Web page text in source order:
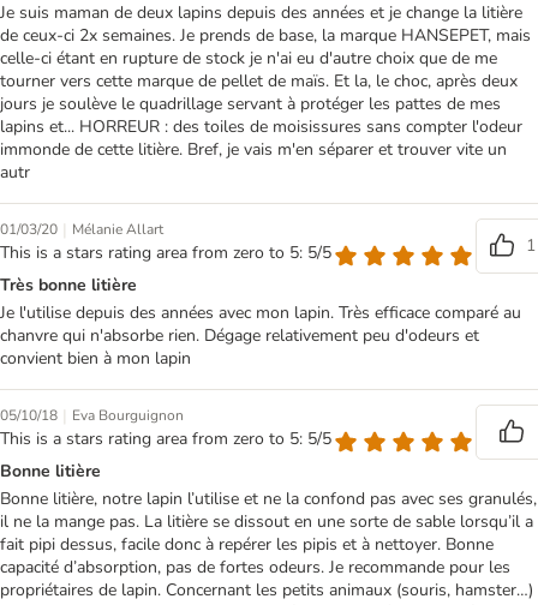
Je suis maman de deux lapins depuis des années et je change la litière
de ceux-ci 2x semaines. Je prends de base, la marque HANSEPET, mais
celle-ci étant en rupture de stock je n'ai eu d'autre choix que de me
tourner vers cette marque de pellet de maïs. Et la, le choc, après deux
jours je soulève le quadrillage servant à protéger les pattes de mes
lapins et... HORREUR : des toiles de moisissures sans compter l'odeur
immonde de cette litière. Bref, je vais m'en séparer et trouver vite un
autr
01/03/20 | Mélanie Allart
This is a stars rating area from zero to 5: 5/5
1
Très bonne litière
Je l'utilise depuis des années avec mon lapin. Très efficace comparé au
chanvre qui n'absorbe rien. Dégage relativement peu d'odeurs et
convient bien à mon lapin
05/10/18 | Eva Bourguignon
This is a stars rating area from zero to 5: 5/5
Bonne litière
Bonne litière, notre lapin l’utilise et ne la confond pas avec ses granulés,
il ne la mange pas. La litière se dissout en une sorte de sable lorsqu’il a
fait pipi dessus, facile donc à repérer les pipis et à nettoyer. Bonne
capacité d’absorption, pas de fortes odeurs. Je recommande pour les
propriétaires de lapin. Concernant les petits animaux (souris, hamster…)